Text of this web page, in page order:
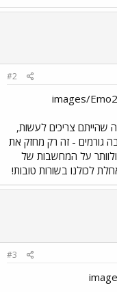
#2
צריכים לעשות,
גורמים - זה רק מחזק את
ולוותר על המחשבות של
לכולנו בשורות טובות!
#3